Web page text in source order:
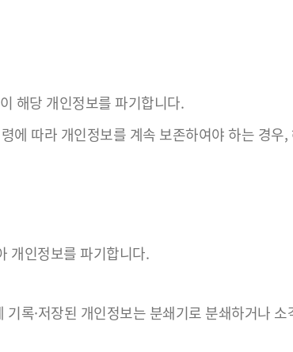
해당 개인정보를 파기합니다.
따라 개인정보를 계속 보존하여야 하는 경우,
개인정보를 파기합니다.
록·저장된 개인정보는 분쇄기로 분쇄하거나